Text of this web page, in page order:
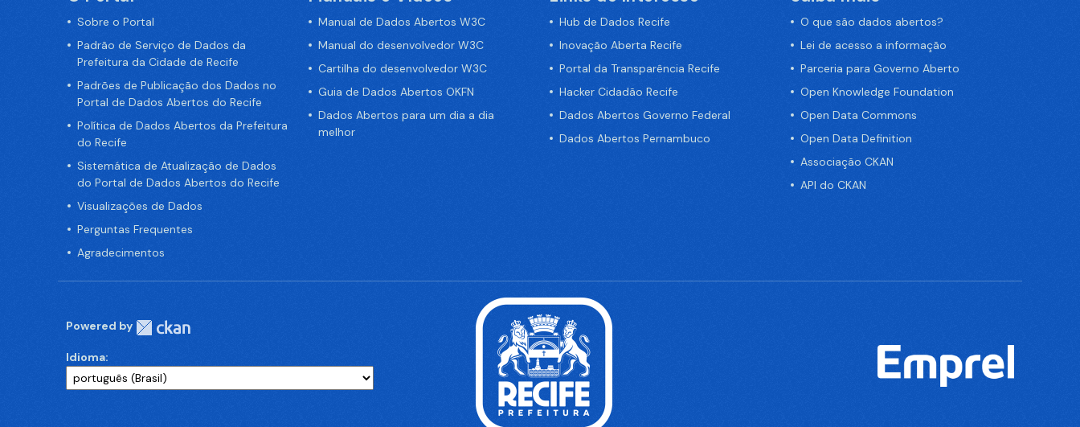
Sobre o Portal
Padrão de Serviço de Dados da
Prefeitura da Cidade de Recife
Padrões de Publicação dos Dados no
Portal de Dados Abertos do Recife
Política de Dados Abertos da Prefeitura
do Recife
Sistemática de Atualização de Dados
do Portal de Dados Abertos do Recife
Visualizações de Dados
Perguntas Frequentes
Agradecimentos
Manual de Dados Abertos W3C
Manual do desenvolvedor W3C
Cartilha do desenvolvedor W3C
Guia de Dados Abertos OKFN
Dados Abertos para um dia a dia
melhor
Hub de Dados Recife
Inovação Aberta Recife
Portal da Transparência Recife
Hacker Cidadão Recife
Dados Abertos Governo Federal
Dados Abertos Pernambuco
O que são dados abertos?
Lei de acesso a informação
Parceria para Governo Aberto
Open Knowledge Foundation
Open Data Commons
Open Data Definition
Associação CKAN
API do CKAN
Powered by
Idioma